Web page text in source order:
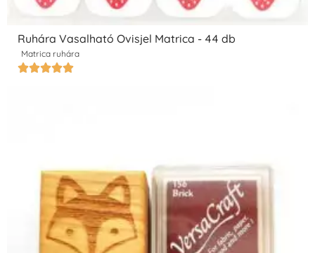
Ruhára Vasalható Ovisjel Matrica - 44 db
Matrica ruhára
